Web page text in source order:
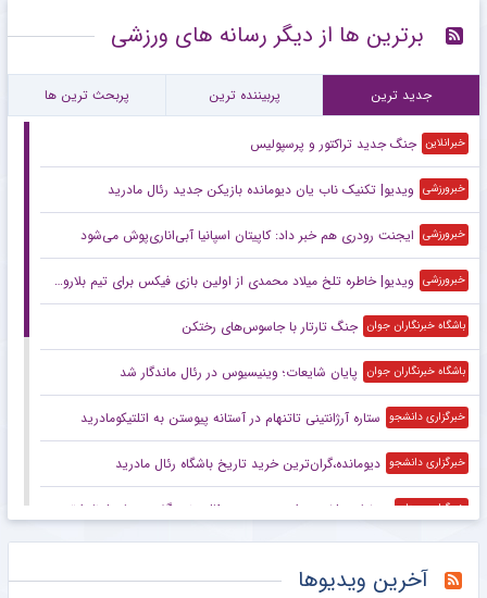
برترین ها از دیگر رسانه های ورزشی
جدید ترین پربیننده ترین پربحث ترین ها
خبرانلاین جنگ جدید تراکتور و پرسپولیس
خبرورزشی ویدیو| تکنیک ناب یان دیومانده بازیکن جدید رئال مادرید
خبرورزشی ایجنت رودری هم خبر داد: کاپیتان اسپانیا آبی‌اناری‌پوش می‌شود
خبرورزشی ویدیو| خاطره تلخ میلاد محمدی از اولین بازی فیکس برای تیم بلاروسی
باشگاه خبرنگاران جوان جنگ تارتار با جاسوس‌های رختکن
باشگاه خبرنگاران جوان پایان شایعات؛ وینیسیوس در رئال ماندگار شد
خبرگزاری دانشجو ستاره آرژانتینی تاتنهام در آستانه پیوستن به اتلتیکومادرید
خبرگزاری دانشجو دیومانده،گران‌ترین خرید تاریخ باشگاه رئال مادرید
خبرگزاری میزان چرخش ۱۸۰ درجه‌ای؛ رودری به رئال «نه» گفت و بارسلونا را ترجیح داد
آخرین ویدیوها